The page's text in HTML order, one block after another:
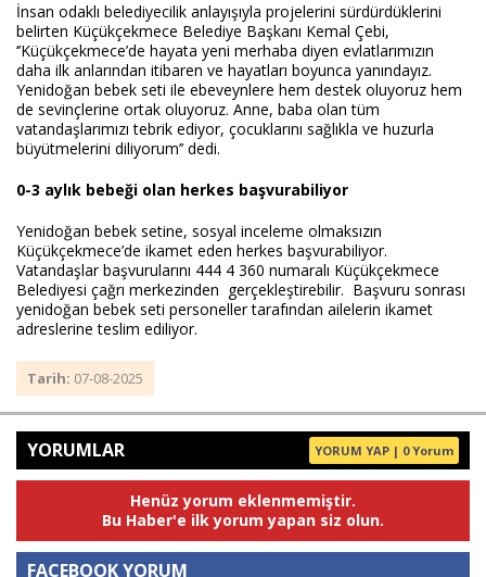
İnsan odaklı belediyecilik anlayışıyla projelerini sürdürdüklerini
belirten Küçükçekmece Belediye Başkanı Kemal Çebi,
‘’Küçükçekmece’de hayata yeni merhaba diyen evlatlarımızın
daha ilk anlarından itibaren ve hayatları boyunca yanındayız.
Yenidoğan bebek seti ile ebeveynlere hem destek oluyoruz hem
de sevinçlerine ortak oluyoruz. Anne, baba olan tüm
vatandaşlarımızı tebrik ediyor, çocuklarını sağlıkla ve huzurla
büyütmelerini diliyorum’’ dedi.
0-3 aylık bebeği olan herkes başvurabiliyor
Yenidoğan bebek setine, sosyal inceleme olmaksızın
Küçükçekmece’de ikamet eden herkes başvurabiliyor.
Vatandaşlar başvurularını 444 4 360 numaralı Küçükçekmece
Belediyesi çağrı merkezinden gerçekleştirebilir. Başvuru sonrası
yenidoğan bebek seti personeller tarafından ailelerin ikamet
adreslerine teslim ediliyor.
Tarih: 07-08-2025
YORUMLAR YORUM YAP | 0 Yorum
Henüz yorum eklenmemiştir.
Bu Haber'e ilk yorum yapan siz olun.
FACEBOOK YORUM